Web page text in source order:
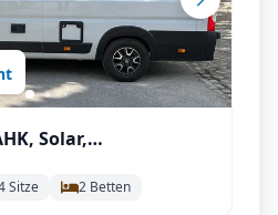
Solar,
Campingsset
Sitze 2 Betten